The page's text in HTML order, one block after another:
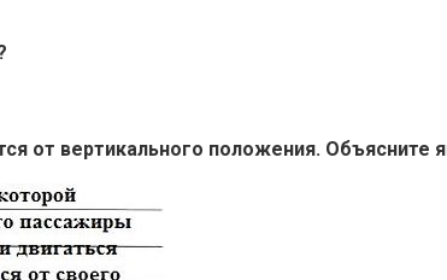
от вертикального положения. Объясните